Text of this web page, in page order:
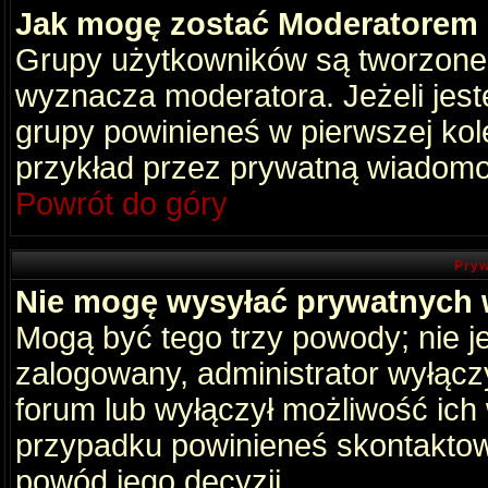
Jak mogę zostać
Grupy użytkowników są
wyznacza moderatora. Jeżeli
grupy powinieneś w pierwszej
przykład przez prywatną
Powrót do góry
Nie mogę wysyłać
Mogą być tego trzy powody; nie
zalogowany, administrator
forum lub wyłączył możliwość
przypadku powinieneś